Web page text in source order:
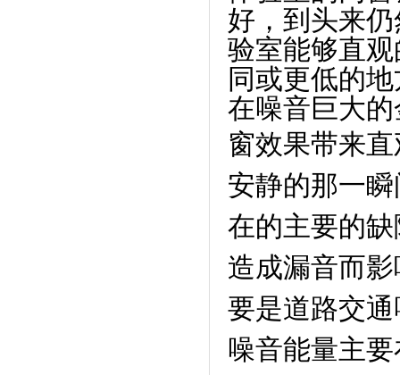
好，到头来
验室能够直
同或更低的
在噪音巨大
窗效果带来
安静的那一
在的主要的
造成漏音而
要是道路交
噪音能量主